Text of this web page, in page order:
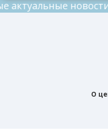
актуальные
О